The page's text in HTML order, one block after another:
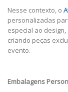
Nesse contexto, o
personalizadas
especial ao
criando peças
evento.
Embalagens